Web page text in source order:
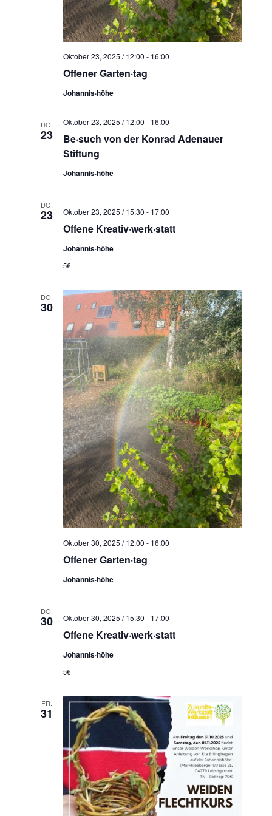
a
v
o
Offener Garten·tag
Oktober 23, 2025 / 12:00 - 16:00
Johannis·höhe
DO.
23
Be·such von der Konrad Adenauer
Stiftung
Oktober 23, 2025 / 12:00 - 16:00
Johannis·höhe
DO.
23
Offene Kreativ·werk·statt
Oktober 23, 2025 / 15:30 - 17:00
Johannis·höhe
5€
DO.
30
Offener Garten·tag
Oktober 30, 2025 / 12:00 - 16:00
Johannis·höhe
DO.
30
Offene Kreativ·werk·statt
Oktober 30, 2025 / 15:30 - 17:00
Johannis·höhe
5€
FR.
31